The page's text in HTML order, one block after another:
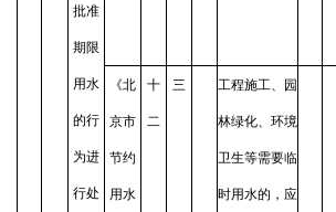
批准
期限
用水
的行
为进
行处
《北
京市
节约
用水
十
二
三 工程施工、园
林绿化、环境
卫生等需要临
时用水的，应